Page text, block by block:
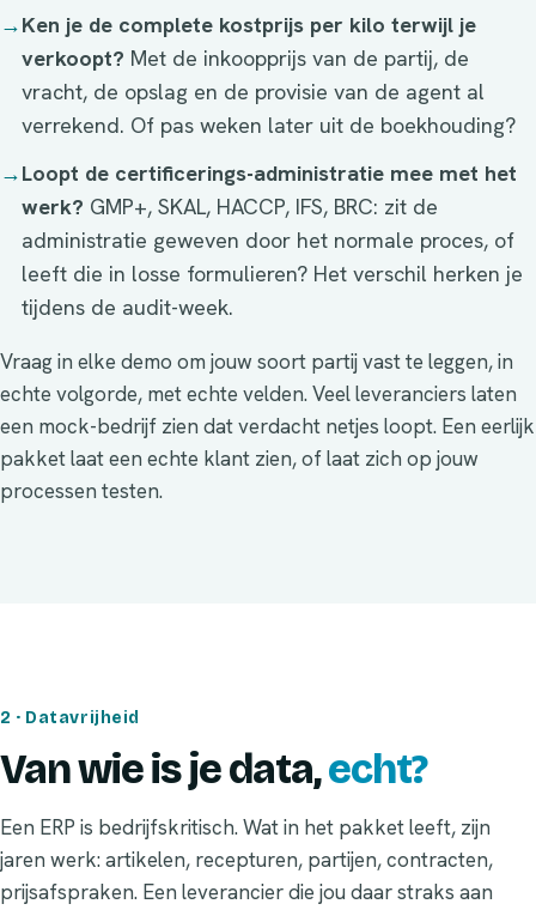
→Ken je de complete kostprijs per kilo terwijl je
verkoopt? Met de inkoopprijs van de partij, de
vracht, de opslag en de provisie van de agent al
verrekend. Of pas weken later uit de boekhouding?
→Loopt de certificerings-administratie mee met het
werk? GMP+, SKAL, HACCP, IFS, BRC: zit de
administratie geweven door het normale proces, of
leeft die in losse formulieren? Het verschil herken je
tijdens de audit-week.
Vraag in elke demo om jouw soort partij vast te leggen, in
echte volgorde, met echte velden. Veel leveranciers laten
een mock-bedrijf zien dat verdacht netjes loopt. Een eerlijk
pakket laat een echte klant zien, of laat zich op jouw
processen testen.
2 · Datavrijheid
Van wie is je data,echt?
Een ERP is bedrijfskritisch. Wat in het pakket leeft, zijn
jaren werk: artikelen, recepturen, partijen, contracten,
prijsafspraken. Een leverancier die jou daar straks aan